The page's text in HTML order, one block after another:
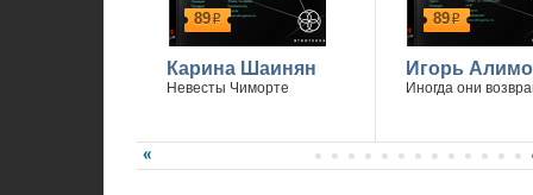
89р
Карина Шаинян
Невесты Чиморте
89р
Игорь
Иногда они